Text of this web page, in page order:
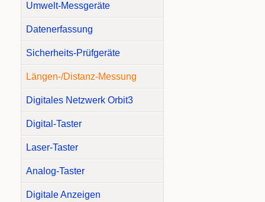
Umwelt-Messgeräte
Datenerfassung
Sicherheits-Prüfgeräte
Längen-/Distanz-Messung
Digitales Netzwerk Orbit3
Digital-Taster
Laser-Taster
Analog-Taster
Digitale Anzeigen